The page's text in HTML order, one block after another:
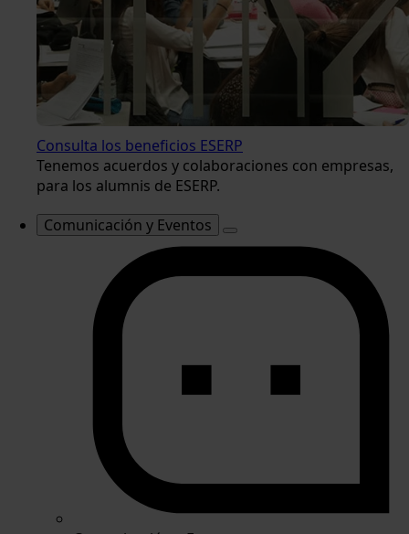
Consulta los beneficios ESERP
Tenemos acuerdos y colaboraciones con empresas,
para los alumnis de ESERP.
Comunicación y Eventos